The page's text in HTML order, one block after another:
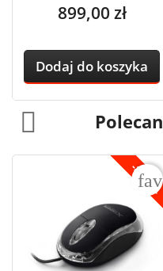
Cena
899,00 zł
Dodaj do koszyka
-8,10